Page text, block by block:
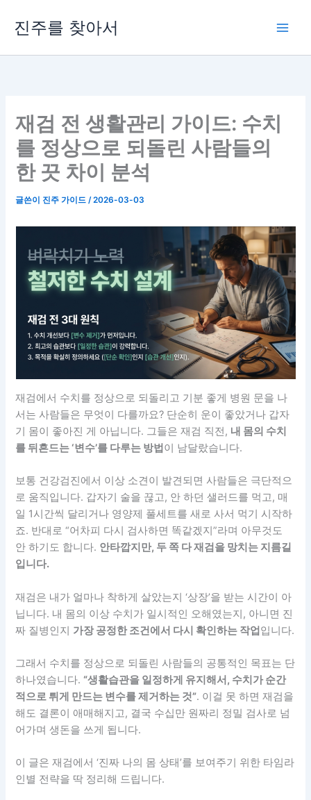
로
진주를 찾아서
재검 전 생활관리 가이드: 수치
를 정상으로 되돌린 사람들의
한 끗 차이 분석
글쓴이 진주 가이드/2026-03-03
재검에서 수치를 정상으로 되돌리고 기분 좋게 병원 문을 나
서는 사람들은 무엇이 다를까요? 단순히 운이 좋았거나 갑자
기 몸이 좋아진 게 아닙니다. 그들은 재검 직전, 내 몸의 수치
를 뒤흔드는 ‘변수’를 다루는 방법 이 남달랐습니다.
보통 건강검진에서 이상 소견이 발견되면 사람들은 극단적으
로 움직입니다. 갑자기 술을 끊고, 안 하던 샐러드를 먹고, 매
일 1시간씩 달리거나 영양제 풀세트를 새로 사서 먹기 시작하
죠. 반대로 “어차피 다시 검사하면 똑같겠지”라며 아무것도
안 하기도 합니다. 안타깝지만, 두 쪽 다 재검을 망치는 지름길
입니다.
재검은 내가 얼마나 착하게 살았는지 ‘상장’을 받는 시간이 아
닙니다. 내 몸의 이상 수치가 일시적인 오해였는지, 아니면 진
짜 질병인지 가장 공정한 조건에서 다시 확인하는 작업 입니다.
그래서 수치를 정상으로 되돌린 사람들의 공통적인 목표는 단
하나였습니다. “생활습관을 일정하게 유지해서, 수치가 순간
적으로 튀게 만드는 변수를 제거하는 것”. 이걸 못 하면 재검을
해도 결론이 애매해지고, 결국 수십만 원짜리 정밀 검사로 넘
어가며 생돈을 쓰게 됩니다.
이 글은 재검에서 ‘진짜 나의 몸 상태’를 보여주기 위한 타임라
인별 전략을 딱 정리해 드립니다.